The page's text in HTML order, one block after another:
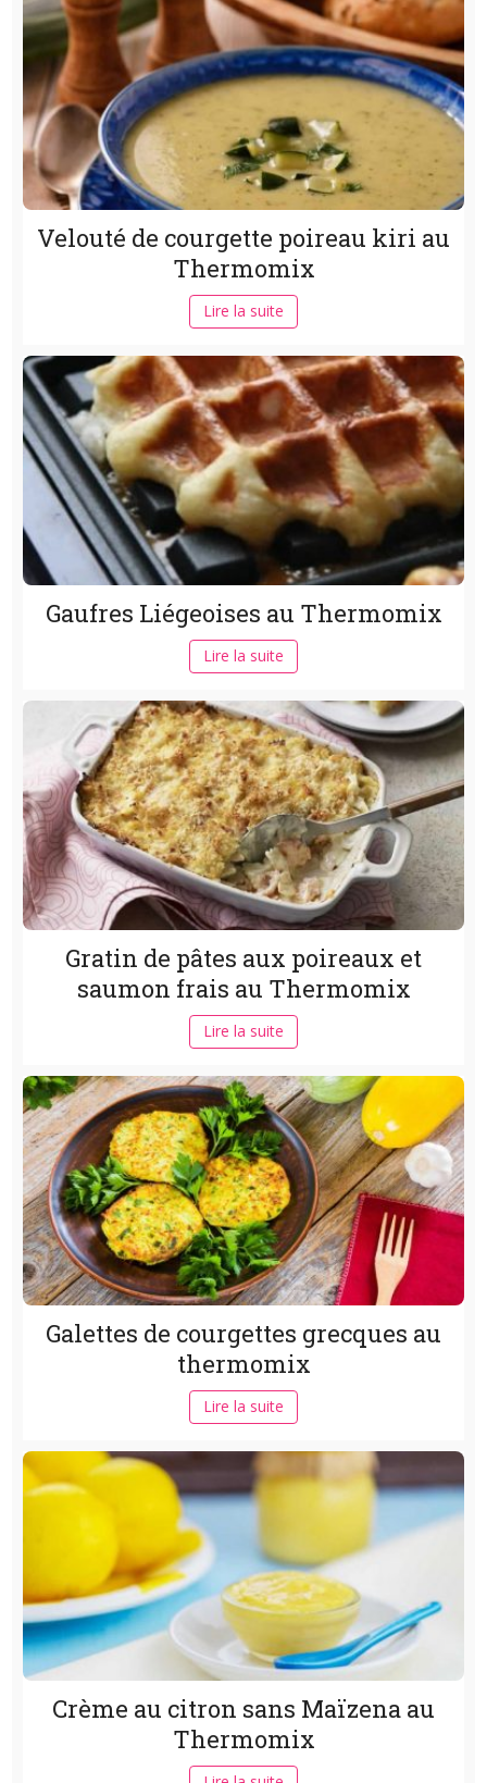
Velouté de courgette poireau kiri au
Thermomix
Lire la suite
Gaufres Liégeoises au Thermomix
Lire la suite
Gratin de pâtes aux poireaux et
saumon frais au Thermomix
Lire la suite
Galettes de courgettes grecques au
thermomix
Lire la suite
Crème au citron sans Maïzena au
Thermomix